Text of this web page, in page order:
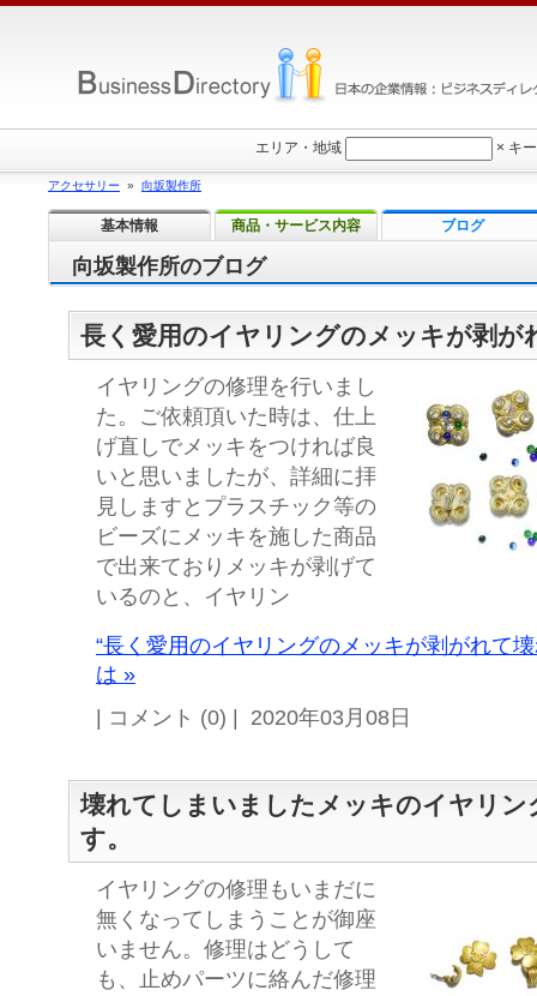
向坂製作所のブログ
長く愛用のイヤリングのメッキが剥が
イヤリングの修理を行いまし
た。ご依頼頂いた時は、仕上
げ直しでメッキをつければ良
いと思いましたが、詳細に拝
見しますとプラスチック等の
ビーズにメッキを施した商品
で出来ておりメッキが剥げて
いるのと、イヤリン
“長く愛用のイヤリングのメッキが剥がれて
は »
| コメント (0) | 2020年03月08日
壊れてしまいましたメッキのイヤリン
す。
イヤリングの修理もいまだに
無くなってしまうことが御座
いません。修理はどうして
も、止めパーツに絡んだ修理
エリア・地域 × キ
アクセサリー » 向坂製作所
基本情報 商品・サービス内容 ブログ